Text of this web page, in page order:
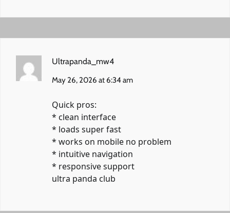
Ultrapanda_mw4
May 26, 2026 at 6:34 am
Quick pros:
* clean interface
* loads super fast
* works on mobile no problem
* intuitive navigation
* responsive support
ultra panda club